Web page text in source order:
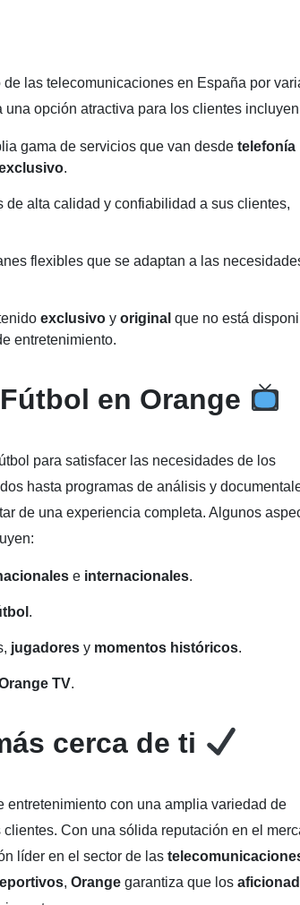
las telecomunicaciones en España por
una opción atractiva para los clientes
gama de servicios que van desde telefonía
.
de alta calidad y confiabilidad a sus clientes,
flexibles que se adaptan a las
exclusivo y original que no está
entretenimiento.
en Orange
para satisfacer las necesidades de los
hasta programas de análisis y
de una experiencia completa. Algunos
e internacionales.
.
jugadores y momentos históricos.
TV.
cerca de ti
entretenimiento con una amplia variedad de
Con una sólida reputación en el
líder en el sector de las
, Orange garantiza que los